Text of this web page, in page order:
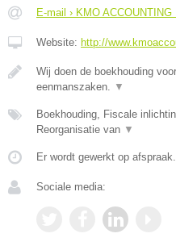
E-mail › KMO
Website: http://
Wij doen de boekhouding
eenmanszaken. ▼
Boekhouding, Fiscale
Reorganisatie van ▼
Er wordt gewerkt op afspraak.
Sociale media: